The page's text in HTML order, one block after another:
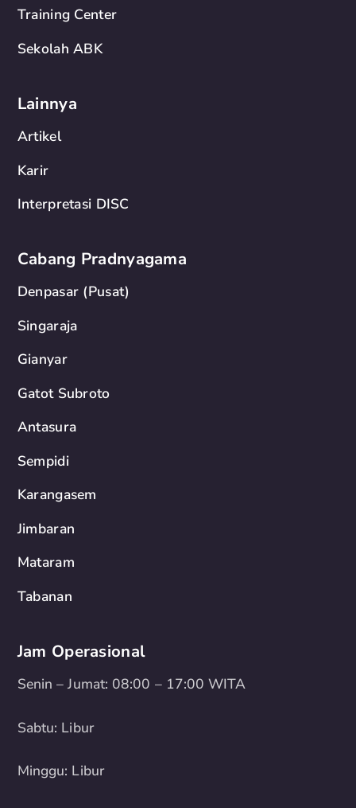
Training Center
Sekolah ABK
Lainnya
Artikel
Karir
Interpretasi DISC
Cabang Pradnyagama
Denpasar (Pusat)
Singaraja
Gianyar
Gatot Subroto
Antasura
Sempidi
Karangasem
Jimbaran
Mataram
Tabanan
Jam Operasional
Senin – Jumat: 08:00 – 17:00 WITA
Sabtu: Libur
Minggu: Libur